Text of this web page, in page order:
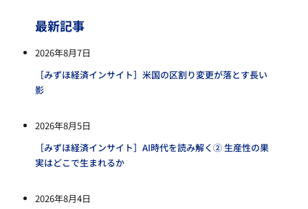
最新記事
2026年8月7日
［みずほ経済インサイト］米国の区割り変更が落とす長い
影
2026年8月5日
［みずほ経済インサイト］AI時代を読み解く② 生産性の果
実はどこで生まれるか
2026年8月4日